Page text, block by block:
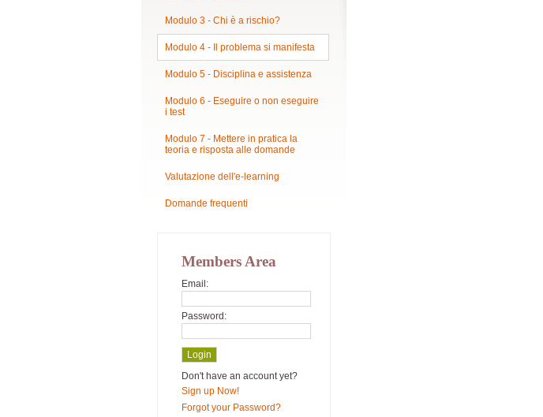
Modulo 3 - Chi è a rischio?
Modulo 4 - Il problema si manifesta
Modulo 5 - Disciplina e assistenza
Modulo 6 - Eseguire o non eseguire
i test
Modulo 7 - Mettere in pratica la
teoria e risposta alle domande
Valutazione dell'e-learning
Domande frequenti
Members Area
Email:
Password:
Don't have an account yet?
Sign up Now!
Forgot your Password?